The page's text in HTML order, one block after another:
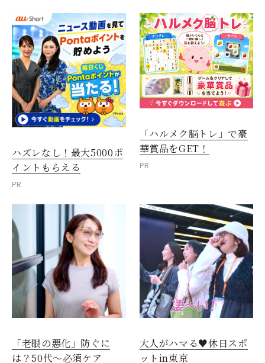
ハズレなし！最大5000ポ
イントもらえる
PR
「ハルメク脳トレ」で豪
華賞品をGET！
PR
「老眼の悪化」防ぐに
は？50代～必須ケア
大人がハマる♥休日スポ
ットin東京